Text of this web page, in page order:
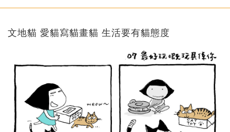
文地貓 愛貓寫貓畫貓 生活要有貓態度